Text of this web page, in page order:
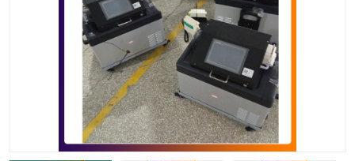
便携式水质采样器 LB-7035油气回收
便携式超声波明渠流量计 大气环境采样器
LB-4200高锰酸盐指数仪 LB-62便携式烟气分析仪
烟尘烟气设备 大气采样器